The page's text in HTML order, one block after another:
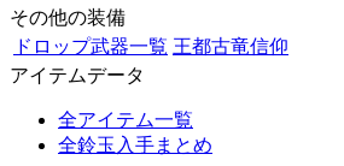
その他の装備
ドロップ武器一覧 王都古竜信仰
アイテムデータ
全アイテム一覧
全鈴玉入手まとめ